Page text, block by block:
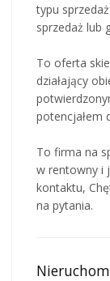
typu
sprzedaż lub
To oferta
działający
potencjałem
To firma na
w rentowny i
kontaktu,
na pytania.